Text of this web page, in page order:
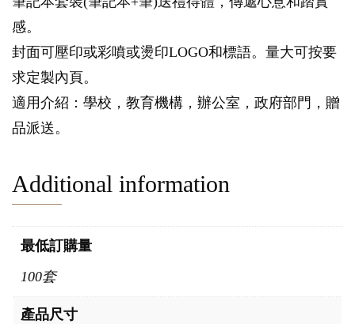
感。
封面可壓印或彩噴或燙印LOGO和標語。量大可按要
求定製內頁。
適用介紹：學校，教育機構，辦公室，政府部門，贈
品派送。
Additional information
最低訂購量
100套
產品尺寸